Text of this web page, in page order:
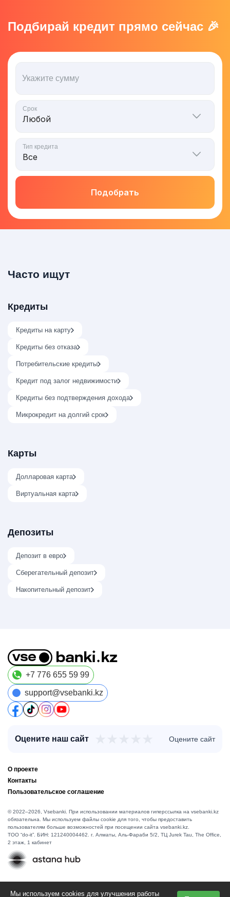
Подбирай кредит прямо сейчас 🎉
Укажите сумму
Срок
Тип кредита
Подобрать
Часто ищут
Кредиты
Кредиты на карту
Кредиты без отказа
Потребительские кредиты
Кредит под залог недвижимости
Кредиты без подтверждения дохода
Микрокредит на долгий срок
Карты
Долларовая карта
Виртуальная карта
Депозиты
Депозит в евро
Сберегательный депозит
Накопительный депозит
+7 776 655 59 99
support@vsebanki.kz
Оцените наш сайт Оцените сайт
О проекте
Контакты
Пользовательское соглашение
© 2022–2026, Vsebanki. При использовании материалов гиперссылка на vsebanki.kz
обязательна. Мы используем файлы cookie для того, чтобы предоставить
пользователям больше возможностей при посещении сайта vsebanki.kz.
TOO “do-it”. БИН: 121240004462. г. Алматы, ​Аль-Фараби 5/2, ТЦ Jurek Tau, The Office,
2 этаж, 1 кабинет
Мы используем cookies для улучшения работы